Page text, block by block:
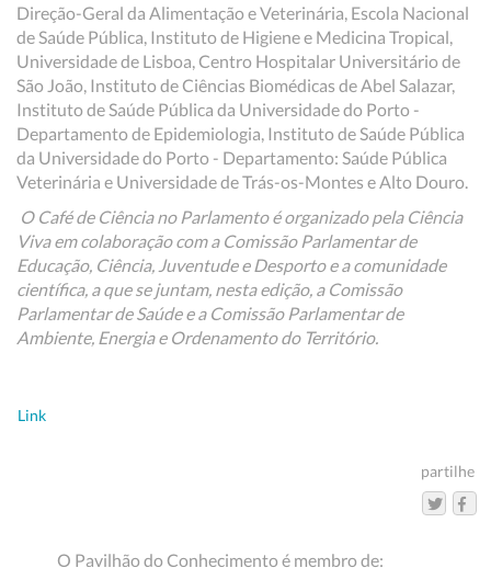
Direção-Geral da Alimentação e Veterinária, Escola Nacional
de Saúde Pública, Instituto de Higiene e Medicina Tropical,
Universidade de Lisboa, Centro Hospitalar Universitário de
São João, Instituto de Ciências Biomédicas de Abel Salazar,
Instituto de Saúde Pública da Universidade do Porto -
Departamento de Epidemiologia, Instituto de Saúde Pública
da Universidade do Porto - Departamento: Saúde Pública
Veterinária e Universidade de Trás-os-Montes e Alto Douro.
O Café de Ciência no Parlamento é organizado pela Ciência
Viva em colaboração com a Comissão Parlamentar de
Educação, Ciência, Juventude e Desporto e a comunidade
científica, a que se juntam, nesta edição, a Comissão
Parlamentar de Saúde e a Comissão Parlamentar de
Ambiente, Energia e Ordenamento do Território.
Link
partilhe
O Pavilhão do Conhecimento é membro de: